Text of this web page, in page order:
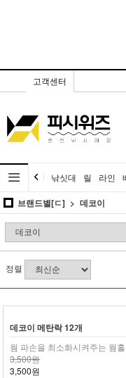
고객센터
낚싯대 릴 라인
브랜드별[ㄷ] 데코이
정렬
데코이 메탄락 12개
웜 파손을 최소화시켜주는 웜
3,500원
3,500원